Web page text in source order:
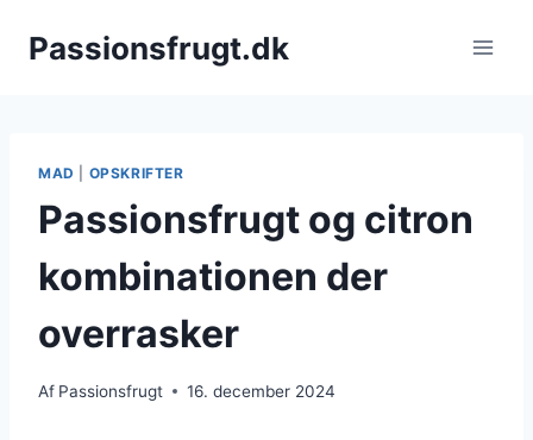
Passionsfrugt.dk
MAD OPSKRIFTER
Passionsfrugt og citron
kombinationen der
overrasker
Af Passionsfrugt 16. december 2024